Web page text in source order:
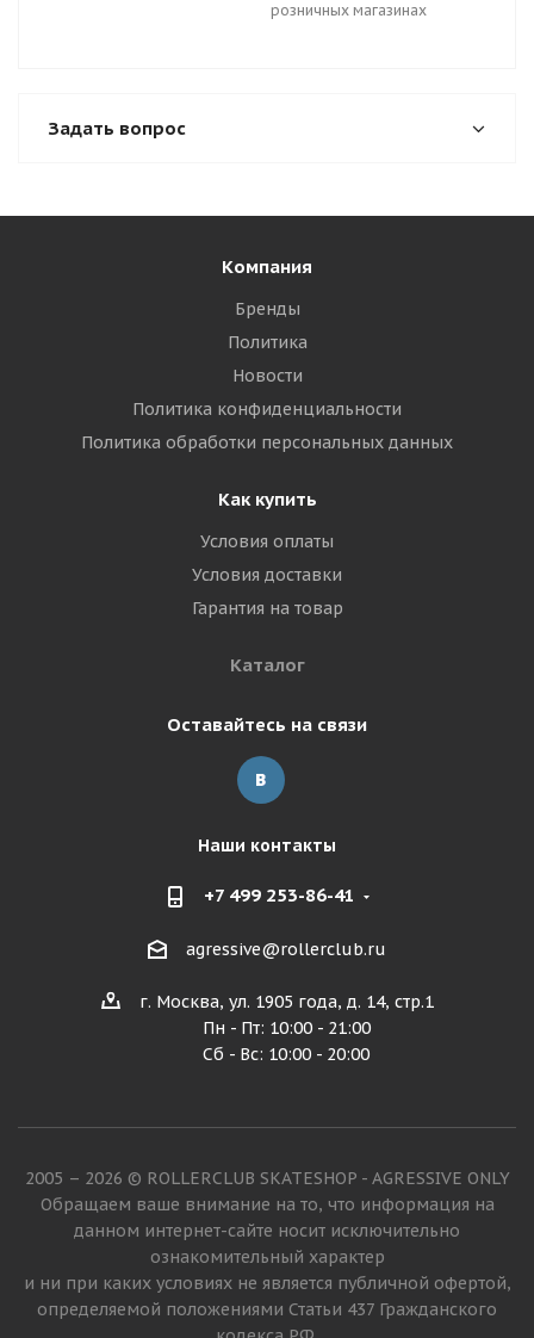
розничных магазинах
Задать вопрос
Компания
Бренды
Политика
Новости
Политика конфиденциальности
Политика обработки персональных данных
Как купить
Условия оплаты
Условия доставки
Гарантия на товар
Каталог
Оставайтесь на связи
Наши контакты
+7 499 253-86-41
agressive@rollerclub.ru
г. Москва, ул. 1905 года, д. 14, стр.1
Пн - Пт: 10:00 - 21:00
Сб - Вс: 10:00 - 20:00
2005 – 2026 © ROLLERCLUB SKATESHOP - AGRESSIVE ONLY
Обращаем ваше внимание на то, что информация на
данном интернет-сайте носит исключительно
ознакомительный характер
и ни при каких условиях не является публичной офертой,
определяемой положениями Статьи 437 Гражданского